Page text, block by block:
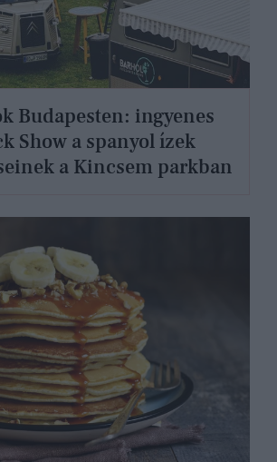
Budapesten: ingyenes
Show a spanyol ízek
a Kincsem parkban